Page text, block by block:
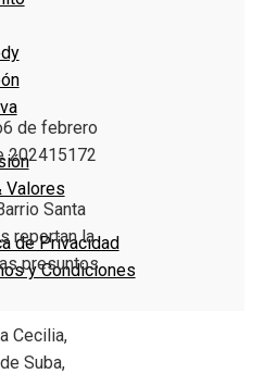
Valores
de Privacidad
y Condiciones
6 de febrero
202415172
Cecilia,
Suba,